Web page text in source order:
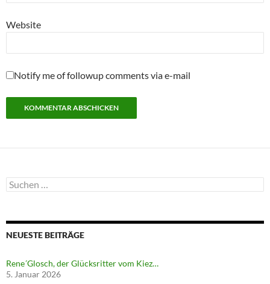
Website
Notify me of followup comments via e-mail
Suchen
nach:
NEUESTE BEITRÄGE
Rene´Glosch, der Glücksritter vom Kiez…
5. Januar 2026